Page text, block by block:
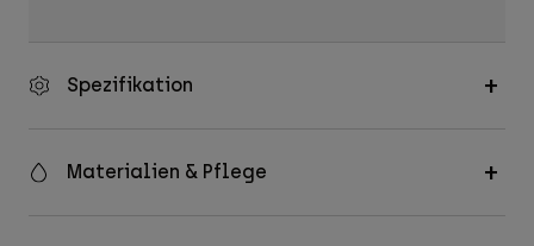
Spezifikation
Materialien & Pflege